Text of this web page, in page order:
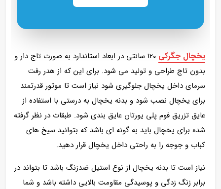
یخچال جگرکی
120 سانتی در ابعاد استاندارد به صورت تاج دار و
بدون تاج طراحی و تولید می شود. برای این که از هدر رفت
سرمای داخل یخچال جلوگیری شود نیاز است تا موتور قدرتمند
برای یخچال نصب شود و بدنه یخچال به درستی با استفاده از
عایق تزریق فوم پلی یورتان عایق بندی شود. طبقات در نظر گرفته
شده برای یخچال باید به گونه ای باشد که بتوانید سیخ های
کباب و جوجه را به راحتی داخل یخچال قرار دهید.
نیاز است تا بدنه یخچال از نوع استیل ضدزنگ باشد تا بتواند در
برابر زنگ زدگی و پوسیدگی مقاومت بالایی داشته باشد و شما